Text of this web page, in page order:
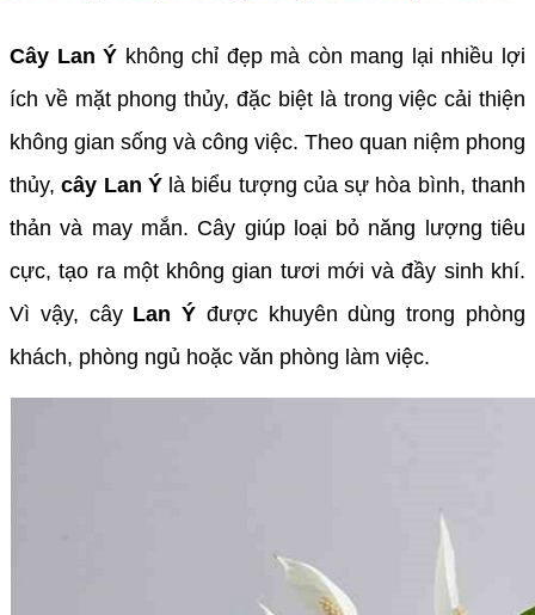
Cây Lan Ý không chỉ đẹp mà còn mang lại nhiều lợi
ích về mặt phong thủy, đặc biệt là trong việc cải thiện
không gian sống và công việc. Theo quan niệm phong
thủy,cây Lan Ýlà biểu tượng của sự hòa bình, thanh
thản và may mắn. Cây giúp loại bỏ năng lượng tiêu
cực, tạo ra một không gian tươi mới và đầy sinh khí.
Vì vậy, cây Lan Ý được khuyên dùng trong phòng
khách, phòng ngủ hoặc văn phòng làm việc.